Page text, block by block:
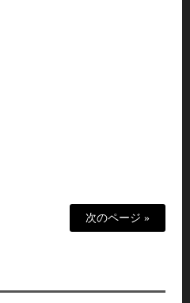
次のページ »